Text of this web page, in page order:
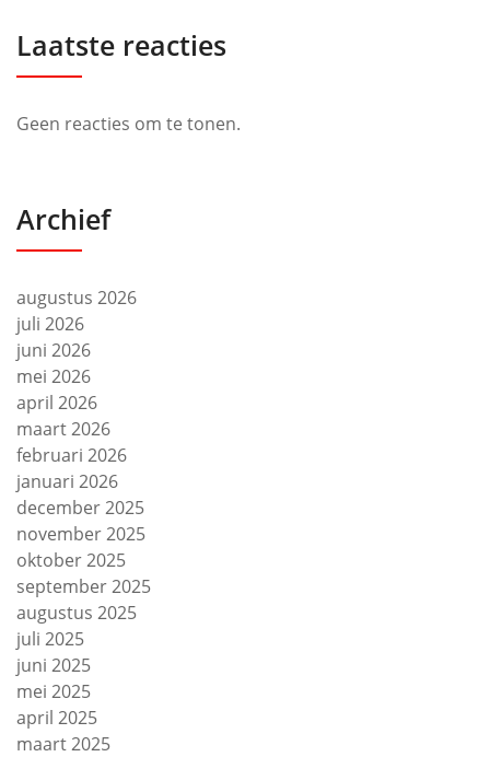
Laatste reacties
Geen reacties om te tonen.
Archief
augustus 2026
juli 2026
juni 2026
mei 2026
april 2026
maart 2026
februari 2026
januari 2026
december 2025
november 2025
oktober 2025
september 2025
augustus 2025
juli 2025
juni 2025
mei 2025
april 2025
maart 2025